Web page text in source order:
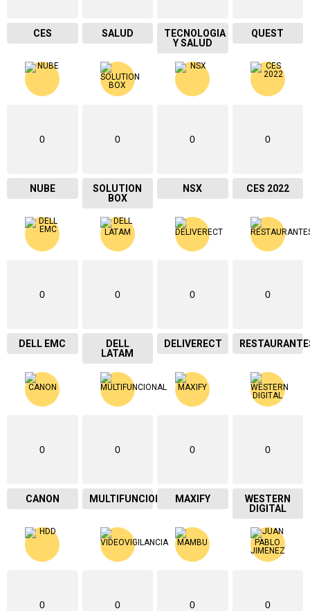
CES SALUD
TECNOLOGIA
Y SALUD
QUEST
0
NUBE
0
SOLUTION
BOX
0
NSX
0
CES 2022
0
DELL EMC
0
DELL
LATAM
0
DELIVERECT
0
0
CANON
0
MULTIFUNCIONAL
0
MAXIFY
0
WESTERN
DIGITAL
0 0 0 0